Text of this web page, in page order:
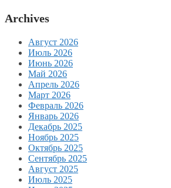
Archives
Август 2026
Июль 2026
Июнь 2026
Май 2026
Апрель 2026
Март 2026
Февраль 2026
Январь 2026
Декабрь 2025
Ноябрь 2025
Октябрь 2025
Сентябрь 2025
Август 2025
Июль 2025